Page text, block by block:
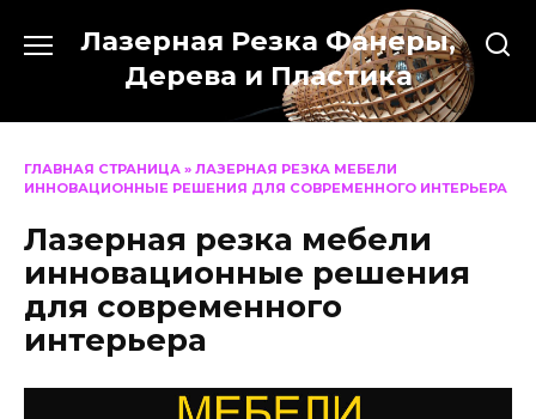
содержанию
Лазерная Резка Фанеры,
Дерева и Пластика
ГЛАВНАЯ СТРАНИЦА » ЛАЗЕРНАЯ РЕЗКА МЕБЕЛИ
ИННОВАЦИОННЫЕ РЕШЕНИЯ ДЛЯ СОВРЕМЕННОГО ИНТЕРЬЕРА
Лазерная резка мебели
инновационные решения
для современного
интерьера